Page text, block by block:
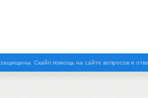
Скайп помощь на сайте вопросов и